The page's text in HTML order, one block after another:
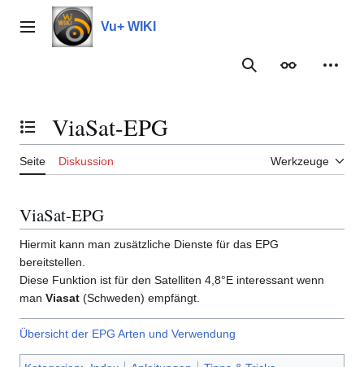
Inhalt
springenHauptmenü Vu+ WIKI
Suche
Inhaltsverzeichnis umschalten
ViaSat-EPG
Seite Diskussion Werkzeuge
ViaSat-EPG
Hiermit kann man zusätzliche Dienste für das EPG
bereitstellen.
Diese Funktion ist für den Satelliten 4,8°E interessant wenn
man Viasat (Schweden) empfängt.
Übersicht der EPG Arten und Verwendung